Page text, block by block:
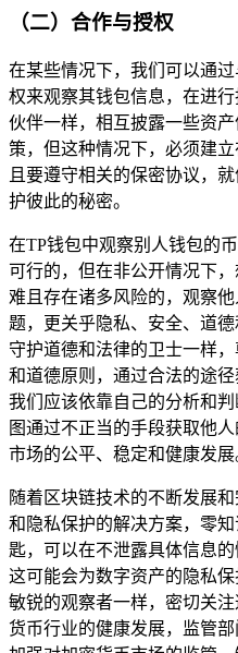
（二）合作与授权
在某些情况下，我们可以通
权来观察其钱包信息，在进
伙伴一样，相互披露一些资
策，但这种情况下，必须建
且要遵守相关的保密协议，
护彼此的秘密。
在TP钱包中观察别人钱包的
可行的，但在非公开情况下
难且存在诸多风险的，观察
题，更关乎隐私、安全、道
守护道德和法律的卫士一样
和道德原则，通过合法的途
我们应该依靠自己的分析和
图通过不正当的手段获取他
市场的公平、稳定和健康发展
随着区块链技术的不断发展
和隐私保护的解决方案，零
匙，可以在不泄露具体信息
这可能会为数字资产的隐私
敏锐的观察者一样，密切关
货币行业的健康发展，监管